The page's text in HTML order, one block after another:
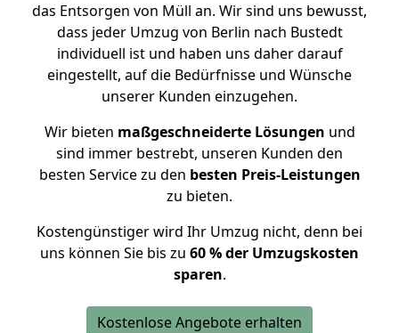
das Entsorgen von Müll an. Wir sind uns bewusst,
dass jeder Umzug von Berlin nach Bustedt
individuell ist und haben uns daher darauf
eingestellt, auf die Bedürfnisse und Wünsche
unserer Kunden einzugehen.
Wir bieten maßgeschneiderte Lösungen und
sind immer bestrebt, unseren Kunden den
besten Service zu den besten Preis-Leistungen
zu bieten.
Kostengünstiger wird Ihr Umzug nicht, denn bei
uns können Sie bis zu 60 % der Umzugskosten
sparen.
Kostenlose Angebote erhalten